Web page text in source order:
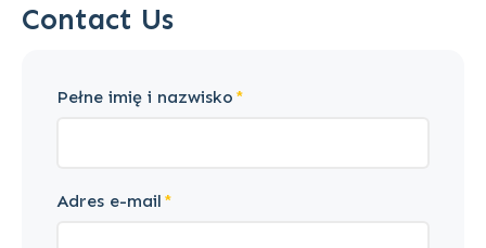
Contact Us
Pełne imię i nazwisko
Adres e-mail